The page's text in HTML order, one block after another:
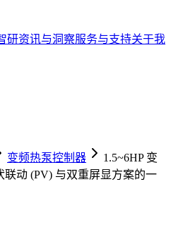
研资讯与洞察服务与支持关于我
变频热泵控制器
1.5~6HP 变
动 (PV) 与双重屏显方案的一